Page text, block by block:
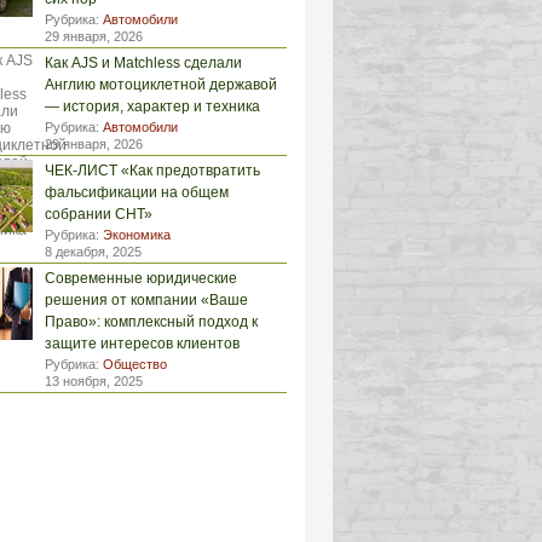
Рубрика: Автомобили
29 января, 2026
Как AJS и Matchless сделали
Англию мотоциклетной державой
— история, характер и техника
Рубрика: Автомобили
29 января, 2026
ЧЕК-ЛИСТ «Как предотвратить
фальсификации на общем
собрании СНТ»
Рубрика: Экономика
8 декабря, 2025
Современные юридические
решения от компании «Ваше
Право»: комплексный подход к
защите интересов клиентов
Рубрика: Общество
13 ноября, 2025